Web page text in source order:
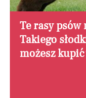
Te rasy psów
Takiego
możesz